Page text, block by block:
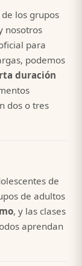
los grupos
nosotros
para
podemos
duración
dos o tres
de
de adultos
, y las clases
aprendan